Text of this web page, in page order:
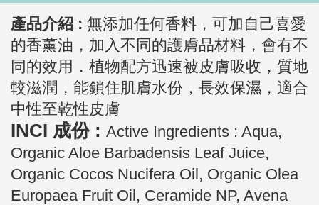
產品介紹 : 無添加任何香料，可加自己喜愛
的香薰油，加入不同的護膚品材料，會有不
同的效用． 植物配方迅速被皮膚吸收，質地
較滋潤，能鎖住肌膚水份，長效保濕，適合
中性至乾性皮膚
INCI 成份 : Active Ingredients : Aqua,
Organic Aloe Barbadensis Leaf Juice,
Organic Cocos Nucifera Oil, Organic Olea
Europaea Fruit Oil, Ceramide NP, Avena